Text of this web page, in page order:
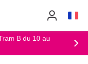
B du 10 au